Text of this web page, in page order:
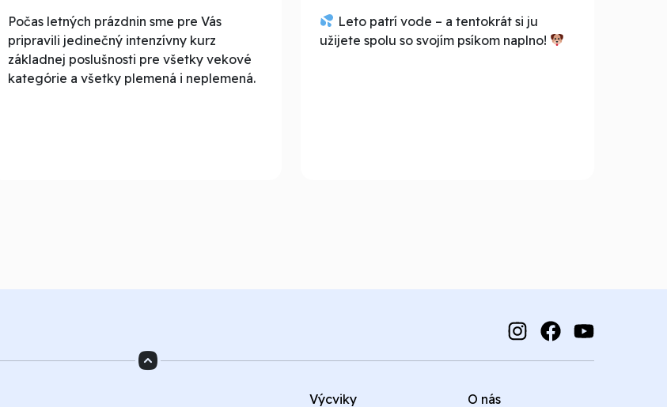
Počas letných prázdnin sme pre Vás
pripravili jedinečný intenzívny kurz
základnej poslušnosti pre všetky vekové
kategórie a všetky plemená i neplemená.
Leto patrí vode – a tentokrát si ju
užijete spolu so svojím psíkom naplno!
Výcviky O nás